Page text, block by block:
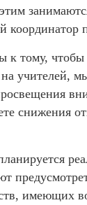
тому,
учителей,
снижения
имеющих